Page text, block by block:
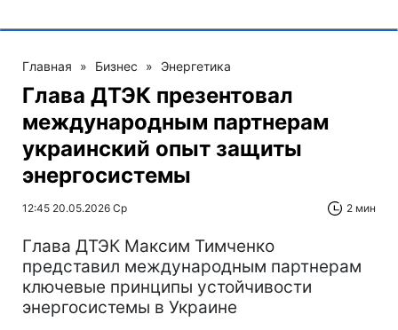
Главная » Бизнес » Энергетика
Глава ДТЭК презентовал
международным партнерам
украинский опыт защиты
энергосистемы
12:45 20.05.2026 Ср 2 мин
Глава ДТЭК Максим Тимченко
представил международным партнерам
ключевые принципы устойчивости
энергосистемы в Украине